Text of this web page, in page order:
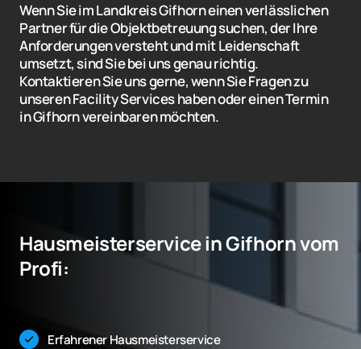
Wenn Sie im Landkreis Gifhorn einen verlässlichen
Partner für die Objektbetreuung suchen, der Ihre
Anforderungen versteht und mit Leidenschaft
umsetzt, sind Sie bei uns genau richtig.
Kontaktieren Sie uns gerne, wenn Sie Fragen zu
unseren Facility Services haben oder einen Termin
in Gifhorn vereinbaren möchten.
Hausmeisterservice in Gifhorn vom
Profi:
Erfahrener Hausmeisterservice